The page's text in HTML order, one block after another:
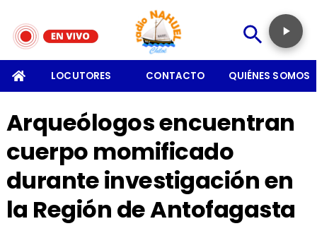
LOCUTORES CONTACTO QUIÉNES SOMOS
Arqueólogos encuentran
cuerpo momificado
durante investigación en
la Región de Antofagasta